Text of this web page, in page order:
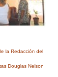
la Redacción del
Douglas Nelson